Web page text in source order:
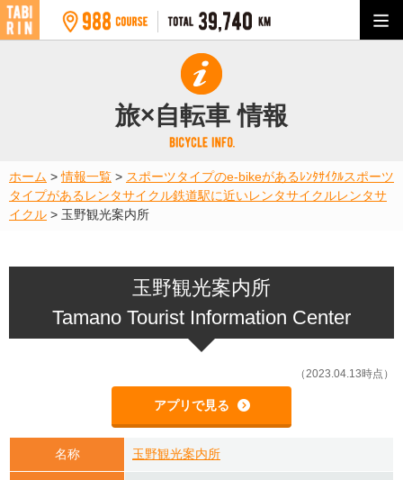
旅×自転車 情報
ホーム >情報一覧 > スポーツタイプのe-bikeがあるﾚﾝﾀｻｲｸﾙスポーツ
タイプがあるレンタサイクル鉄道駅に近いレンタサイクルレンタサ
イクル > 玉野観光案内所
玉野観光案内所
Tamano Tourist Information Center
（2023.04.13時点）
アプリで見る
名称 玉野観光案内所